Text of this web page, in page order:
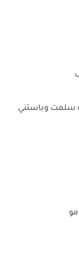
سلمت وباستني
مو